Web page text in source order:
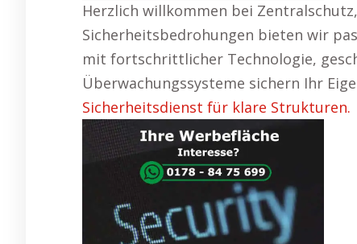
Herzlich willkommen bei
Sicherheitsbedrohungen bieten wir
mit fortschrittlicher Technologie,
Überwachungssysteme sichern Ihr
Sicherheitsdienst für klare Strukturen.